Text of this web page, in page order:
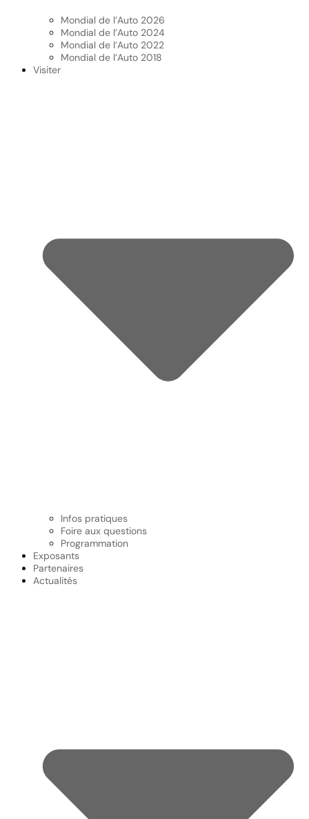
Mondial de l’Auto 2026
Mondial de l’Auto 2024
Mondial de l’Auto 2022
Mondial de l’Auto 2018
Visiter
Infos pratiques
Foire aux questions
Programmation
Exposants
Partenaires
Actualités